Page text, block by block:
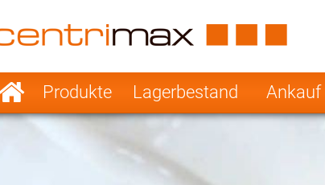
Navigation
überspringenProdukte Lagerbestand Ankauf
France Italy
Sweden
Portugal